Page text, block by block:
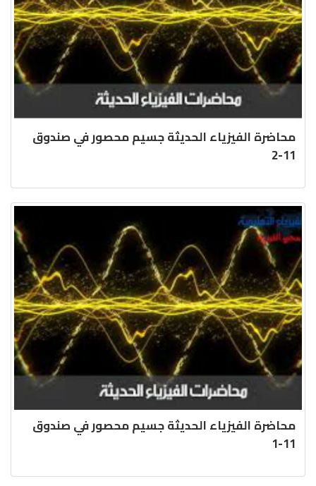
محاضرة الفيزياء الحديثة جسيم محصور في صندوق
11-2
محاضرة الفيزياء الحديثة جسيم محصور في صندوق
11-1